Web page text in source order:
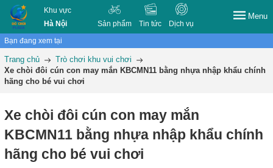
Khu vực
Hà Nội
Sản phẩm Tin tức Dịch vụ
Menu
Bạn đang xem tại
Trang chủ
Trò chơi khu vui chơi
Xe chòi đôi cún con may mắn KBCMN11 bằng nhựa nhập khẩu chính
hãng cho bé vui chơi
Xe chòi đôi cún con may mắn
KBCMN11 bằng nhựa nhập khẩu chính
hãng cho bé vui chơi